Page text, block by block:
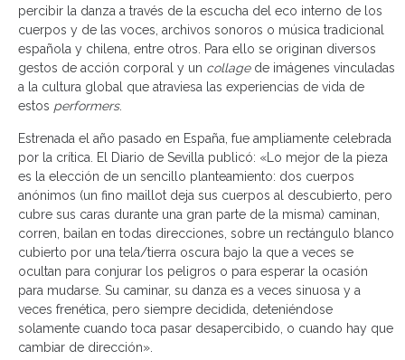
percibir la danza a través de la escucha del eco interno de los
cuerpos y de las voces, archivos sonoros o música tradicional
española y chilena, entre otros. Para ello se originan diversos
gestos de acción corporal y un collagede imágenes vinculadas
a la cultura global que atraviesa las experiencias de vida de
estos performers.
Estrenada el año pasado en España, fue ampliamente celebrada
por la crítica. El Diario de Sevilla publicó: «Lo mejor de la pieza
es la elección de un sencillo planteamiento: dos cuerpos
anónimos (un fino maillot deja sus cuerpos al descubierto, pero
cubre sus caras durante una gran parte de la misma) caminan,
corren, bailan en todas direcciones, sobre un rectángulo blanco
cubierto por una tela/tierra oscura bajo la que a veces se
ocultan para conjurar los peligros o para esperar la ocasión
para mudarse. Su caminar, su danza es a veces sinuosa y a
veces frenética, pero siempre decidida, deteniéndose
solamente cuando toca pasar desapercibido, o cuando hay que
cambiar de dirección».